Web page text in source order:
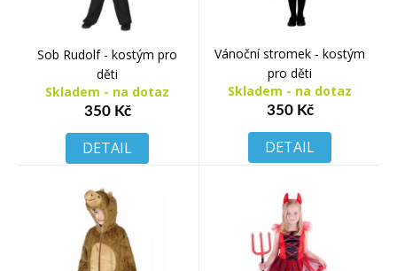
Sob Rudolf - kostým pro
děti
Skladem - na dotaz
350 Kč
DETAIL
Vánoční stromek - kostým
pro děti
Skladem - na dotaz
350 Kč
DETAIL